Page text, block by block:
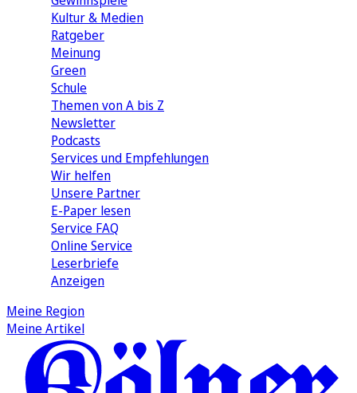
Kultur & Medien
Ratgeber
Meinung
Green
Schule
Themen von A bis Z
Newsletter
Podcasts
Services und Empfehlungen
Wir helfen
Unsere Partner
E-Paper lesen
Service FAQ
Online Service
Leserbriefe
Anzeigen
Meine Region
Meine Artikel